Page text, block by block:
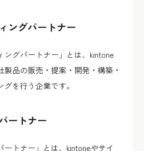
ングパートナー
ングパートナー」とは、kintone
製品の販売・提案・開発・構築・
を行う企業です。
ートナー
ートナー」とは、kintoneやサイ